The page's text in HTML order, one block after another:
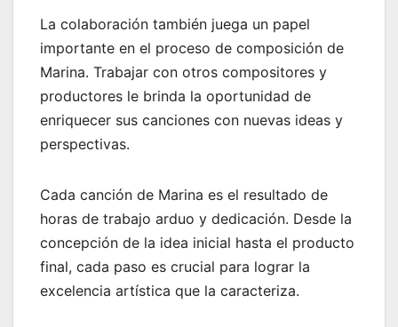
La colaboración también juega un papel
importante en el proceso de composición de
Marina. Trabajar con otros compositores y
productores le brinda la oportunidad de
enriquecer sus canciones con nuevas ideas y
perspectivas.
Cada canción de Marina es el resultado de
horas de trabajo arduo y dedicación. Desde la
concepción de la idea inicial hasta el producto
final, cada paso es crucial para lograr la
excelencia artística que la caracteriza.